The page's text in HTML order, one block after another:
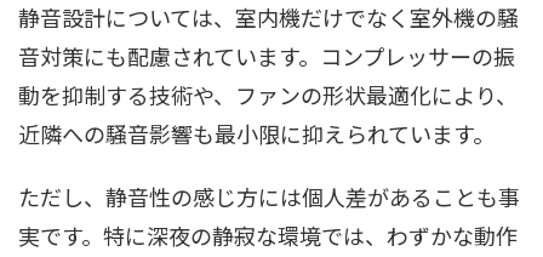
静音設計については、室内機だけでなく室外機の騒
音対策にも配慮されています。コンプレッサーの振
動を抑制する技術や、ファンの形状最適化により、
近隣への騒音影響も最小限に抑えられています。
ただし、静音性の感じ方には個人差があることも事
実です。特に深夜の静寂な環境では、わずかな動作